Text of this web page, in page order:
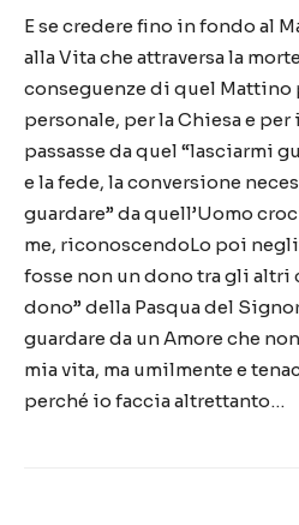
E se credere fino in fondo al
alla Vita che attraversa la
conseguenze di quel Mattino
personale, per la Chiesa e
passasse da quel “lasciarmi
e la fede, la conversione
guardare” da quell’Uomo
me, riconoscendoLo poi
fosse non un dono tra gli altri
dono” della Pasqua del
guardare da un Amore che
mia vita, ma umilmente e
perché io faccia altrettanto…